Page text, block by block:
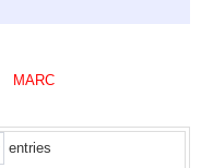
MARC
entries